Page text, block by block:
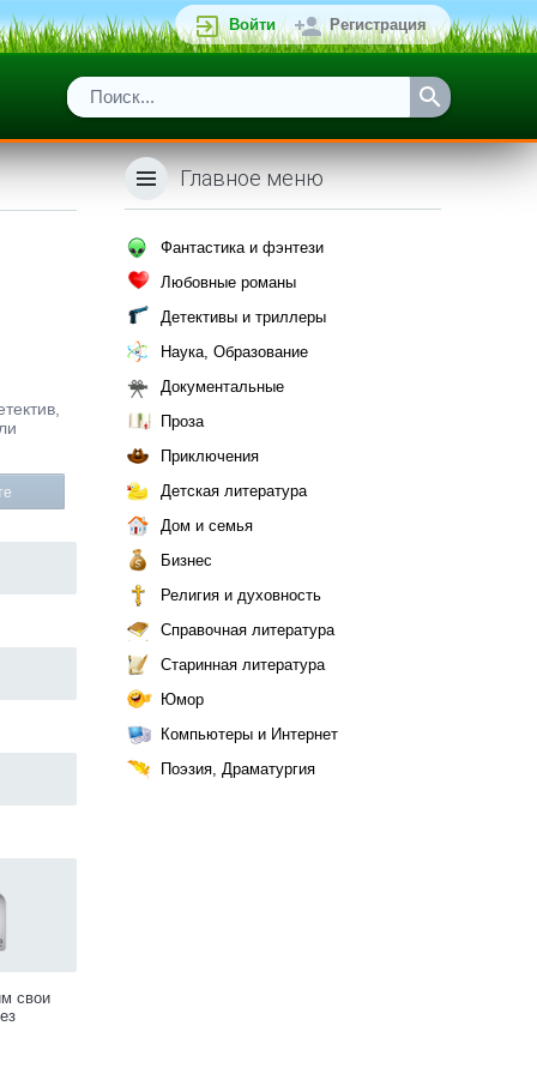
Войти Регистрация
свои
Главное меню
Фантастика и фэнтези
Любовные романы
Детективы и триллеры
Наука, Образование
Документальные
Проза
Приключения
Детская литература
Дом и семья
Бизнес
Религия и духовность
Справочная литература
Старинная литература
Юмор
Компьютеры и Интернет
Поэзия, Драматургия